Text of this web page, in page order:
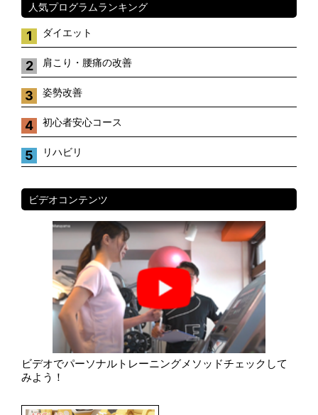
人気プログラムランキング
1 ダイエット
2 肩こり・腰痛の改善
3 姿勢改善
4 初心者安心コース
5 リハビリ
ビデオコンテンツ
ビデオでパーソナルトレーニングメソッドチェックして
みよう！